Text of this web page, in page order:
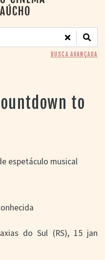
BUSCA AVANÇADA
to
espetáculo musical
do Sul (RS), 15 jan